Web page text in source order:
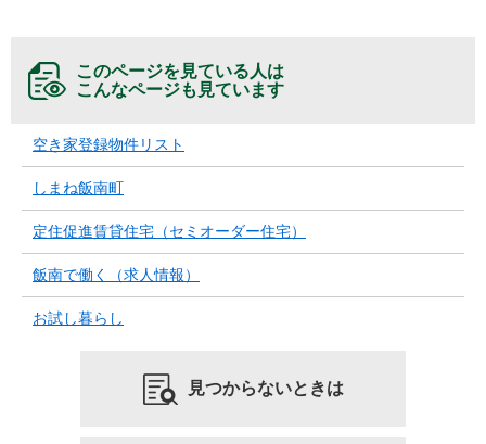
このページを見ている人は
こんなページも見ています
空き家登録物件リスト
しまね飯南町
定住促進賃貸住宅（セミオーダー住宅）
飯南で働く（求人情報）
お試し暮らし
見つからないときは